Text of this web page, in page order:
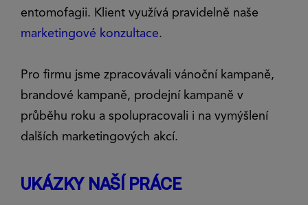
entomofagii. Klient využívá pravidelně naše
marketingové konzultace.
Pro firmu jsme zpracovávali vánoční kampaně,
brandové kampaně, prodejní kampaně v
průběhu roku a spolupracovali i na vymýšlení
dalších marketingových akcí.
UKÁZKY NAŠÍ PRÁCE